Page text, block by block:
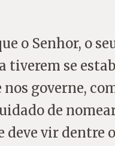
o Senhor, o
tiverem se
nos governe,
de
deve vir dentre